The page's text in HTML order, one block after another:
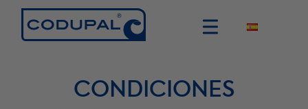
CONDICIONES